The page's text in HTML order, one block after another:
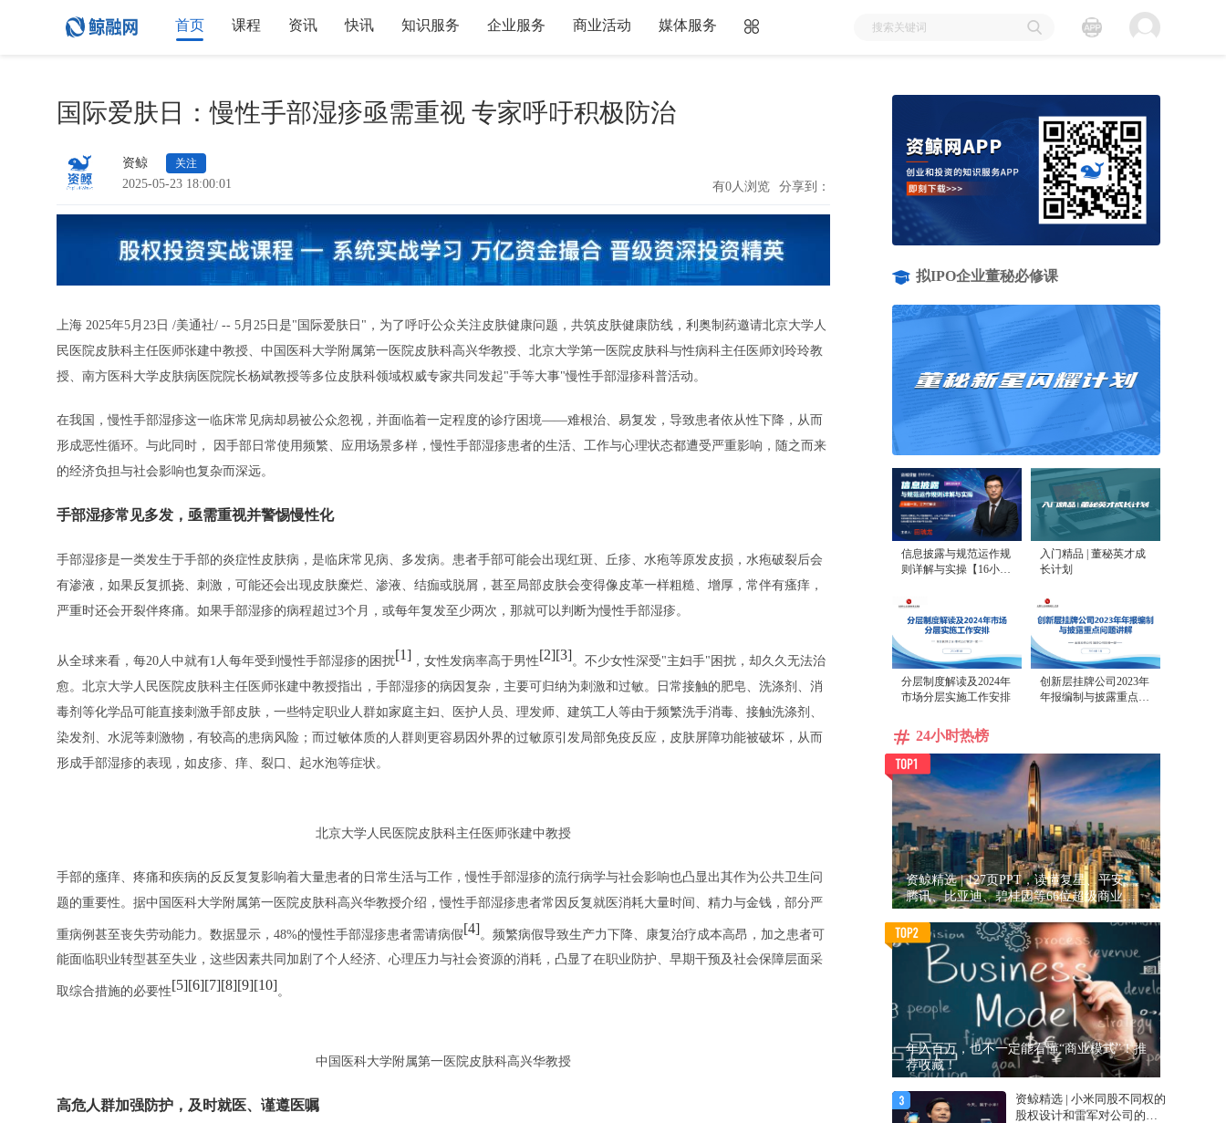
首页 课程 资讯 快讯 知识服务 企业服务 商业活动 媒体服务
国际爱肤日：慢性手部湿疹亟需重视 专家呼吁积极防治
资鲸 关注
2025-05-23 18:00:01 有0人浏览 分享到：
上海 2025年5月23日 /美通社/ -- 5月25日是"国际爱肤日"，为了呼吁公众关注皮肤健康问题，共筑皮肤健康防线，利奥制药邀请北京大学人
民医院皮肤科主任医师张建中教授、中国医科大学附属第一医院皮肤科高兴华教授、北京大学第一医院皮肤科与性病科主任医师刘玲玲教
授、南方医科大学皮肤病医院院长杨斌教授等多位皮肤科领域权威专家共同发起"手等大事"慢性手部湿疹科普活动。
在我国，慢性手部湿疹这一临床常见病却易被公众忽视，并面临着一定程度的诊疗困境——难根治、易复发，导致患者依从性下降，从而
形成恶性循环。与此同时， 因手部日常使用频繁、应用场景多样，慢性手部湿疹患者的生活、工作与心理状态都遭受严重影响，随之而来
的经济负担与社会影响也复杂而深远。
手部湿疹常见多发，亟需重视并警惕慢性化
手部湿疹是一类发生于手部的炎症性皮肤病，是临床常见病、多发病。患者手部可能会出现红斑、丘疹、水疱等原发皮损，水疱破裂后会
有渗液，如果反复抓挠、刺激，可能还会出现皮肤糜烂、渗液、结痂或脱屑，甚至局部皮肤会变得像皮革一样粗糙、增厚，常伴有瘙痒，
严重时还会开裂伴疼痛。如果手部湿疹的病程超过3个月，或每年复发至少两次，那就可以判断为慢性手部湿疹。
从全球来看，每20人中就有1人每年受到慢性手部湿疹的困扰[1] ，女性发病率高于男性[2][3]。不少女性深受"主妇手"困扰，却久久无法治
愈。北京大学人民医院皮肤科主任医师张建中教授指出，手部湿疹的病因复杂，主要可归纳为刺激和过敏。日常接触的肥皂、洗涤剂、消
毒剂等化学品可能直接刺激手部皮肤，一些特定职业人群如家庭主妇、医护人员、理发师、建筑工人等由于频繁洗手消毒、接触洗涤剂、
染发剂、水泥等刺激物，有较高的患病风险；而过敏体质的人群则更容易因外界的过敏原引发局部免疫反应，皮肤屏障功能被破坏，从而
形成手部湿疹的表现，如皮疹、痒、裂口、起水泡等症状。
北京大学人民医院皮肤科主任医师张建中教授
手部的瘙痒、疼痛和疾病的反反复复影响着大量患者的日常生活与工作，慢性手部湿疹的流行病学与社会影响也凸显出其作为公共卫生问
题的重要性。据中国医科大学附属第一医院皮肤科高兴华教授介绍，慢性手部湿疹患者常因反复就医消耗大量时间、精力与金钱，部分严
重病例甚至丧失劳动能力。数据显示，48%的慢性手部湿疹患者需请病假[4]。频繁病假导致生产力下降、康复治疗成本高昂，加之患者可
能面临职业转型甚至失业，这些因素共同加剧了个人经济、心理压力与社会资源的消耗，凸显了在职业防护、早期干预及社会保障层面采
取综合措施的必要性[5][6][7][8][9][10]。
中国医科大学附属第一医院皮肤科高兴华教授
高危人群加强防护，及时就医、谨遵医嘱
拟IPO企业董秘必修课
信息披露与规范运作规
则详解与实操【16小时
入门精品 | 董秘英才成
长计划
分层制度解读及2024年
市场分层实施工作安排
创新层挂牌公司2023年
年报编制与披露重点问
24小时热榜
资鲸精选 | 127页PPT，读懂复星、平安、
腾讯、比亚迪、碧桂园等66位超级商业巨
头未来产业布局！（非常值得收藏！）
年入百万，也不一定能看懂“商业模式”！推
荐收藏！
资鲸精选 | 小米同股不同权的
股权设计和雷军对公司的控